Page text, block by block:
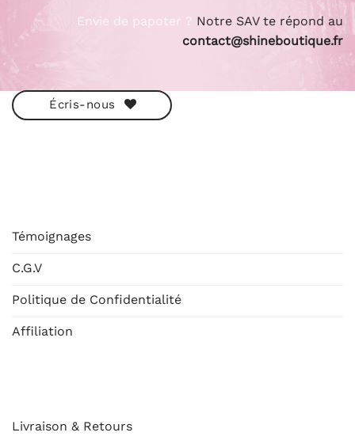
Envie de papoter ? Notre SAV te répond au
contact@shineboutique.fr
Écris-nous
Témoignages
C.G.V
Politique de Confidentialité
Affiliation
Livraison & Retours